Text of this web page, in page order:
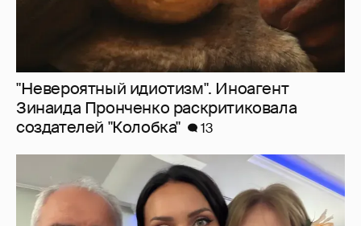
Алсу показала редкое фото с родителями
6